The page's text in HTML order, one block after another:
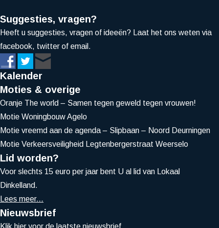
Suggesties, vragen?
Heeft u suggesties, vragen of ideeën? Laat het ons weten via
facebook, twitter of email.
Kalender
Moties & overige
Oranje The world – Samen tegen geweld tegen vrouwen!
Motie Woningbouw Agelo
Motie vreemd aan de agenda – Slipbaan – Noord Deurningen
Motie Verkeersveiligheid Legtenbergerstraat Weerselo
Lid worden?
Voor slechts 15 euro per jaar bent U al lid van Lokaal
Dinkelland.
Lees meer...
Nieuwsbrief
Klik hier voor de laatste nieuwsbrief